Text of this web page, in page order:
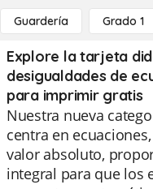
Guardería Grado 1
Explore la tarjeta
desigualdades de
para imprimir gratis
Nuestra nueva
centra en
valor absoluto,
integral para que los